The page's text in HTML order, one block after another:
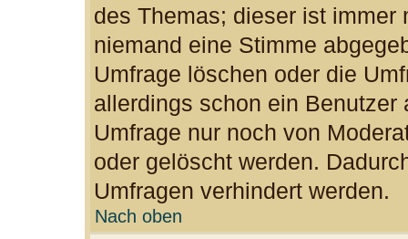
des Themas; dieser ist immer
niemand eine Stimme
Umfrage löschen oder die
allerdings schon ein
Umfrage nur noch von
oder gelöscht werden.
Umfragen verhindert werden.
Nach oben